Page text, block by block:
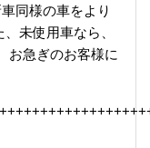
同様の車をより
未使用車なら、
お急ぎのお客様に
++++++++++++++++++